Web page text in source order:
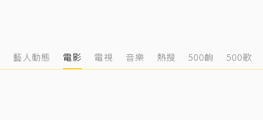
藝人動態 電影 電視 音樂 熱搜 500齣 500歌